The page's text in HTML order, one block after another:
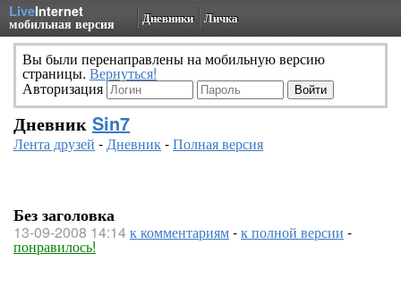
LiveInternet
мобильная версия Дневники Личка
Вы были перенаправлены на мобильную версию
страницы. Вернуться!
Авторизация
Дневник Sin7
Лента друзей -Дневник-Полная версия
Без заголовка
13-09-2008 14:14к комментариям-к полной версии -
понравилось!